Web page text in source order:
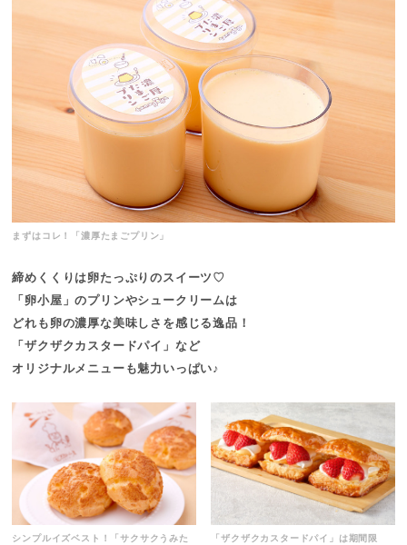
まずはコレ！「濃厚たまごプリン」
締めくくりは卵たっぷりのスイーツ♡
「卵小屋」のプリンやシュークリームは
どれも卵の濃厚な美味しさを感じる逸品！
「ザクザクカスタードパイ」など
オリジナルメニューも魅力いっぱい♪
シンプルイズベスト！「サクサクうみた
「ザクザクカスタードパイ」は期間限